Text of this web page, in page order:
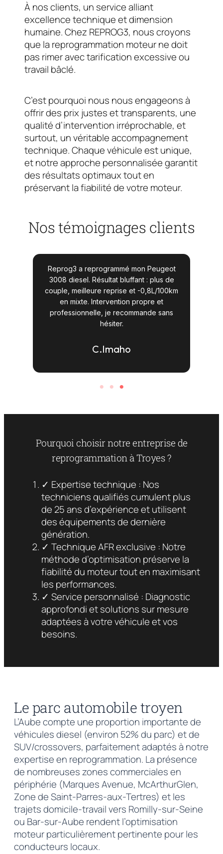
À nos clients, un service alliant
excellence technique et dimension
humaine. Chez REPROG3, nous croyons
que la reprogrammation moteur ne doit
pas rimer avec tarification excessive ou
travail bâclé.
C’est pourquoi nous nous engageons à
offrir des prix justes et transparents, une
qualité d’intervention irréprochable, et
surtout, un véritable accompagnement
technique. Chaque véhicule est unique,
et notre approche personnalisée garantit
des résultats optimaux tout en
préservant la fiabilité de votre moteur.
Nos témoignages clients
Suite à la reprogrammation de ma Golf
GTD, j’ai gagné plus de 40ch et la
consommation a baissé de presque
1L/100km. L’équipe de Reprog3 est
professionnelle et transparente. Je
recommande à 100% !
A. Martin
Pourquoi choisir notre entreprise de
reprogrammation à Troyes ?
✓ Expertise technique : Nos
techniciens qualifiés cumulent plus
de 25 ans d’expérience et utilisent
des équipements de dernière
génération.
✓ Technique AFR exclusive : Notre
méthode d’optimisation préserve la
fiabilité du moteur tout en maximisant
les performances.
✓ Service personnalisé : Diagnostic
approfondi et solutions sur mesure
adaptées à votre véhicule et vos
besoins.
Le parc automobile troyen
L’Aube compte une proportion importante de
véhicules diesel (environ 52% du parc) et de
SUV/crossovers, parfaitement adaptés à notre
expertise en reprogrammation. La présence
de nombreuses zones commerciales en
périphérie (Marques Avenue, McArthurGlen,
Zone de Saint-Parres-aux-Tertres) et les
trajets domicile-travail vers Romilly-sur-Seine
ou Bar-sur-Aube rendent l’optimisation
moteur particulièrement pertinente pour les
conducteurs locaux.